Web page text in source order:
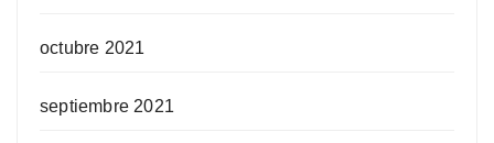
octubre 2021
septiembre 2021